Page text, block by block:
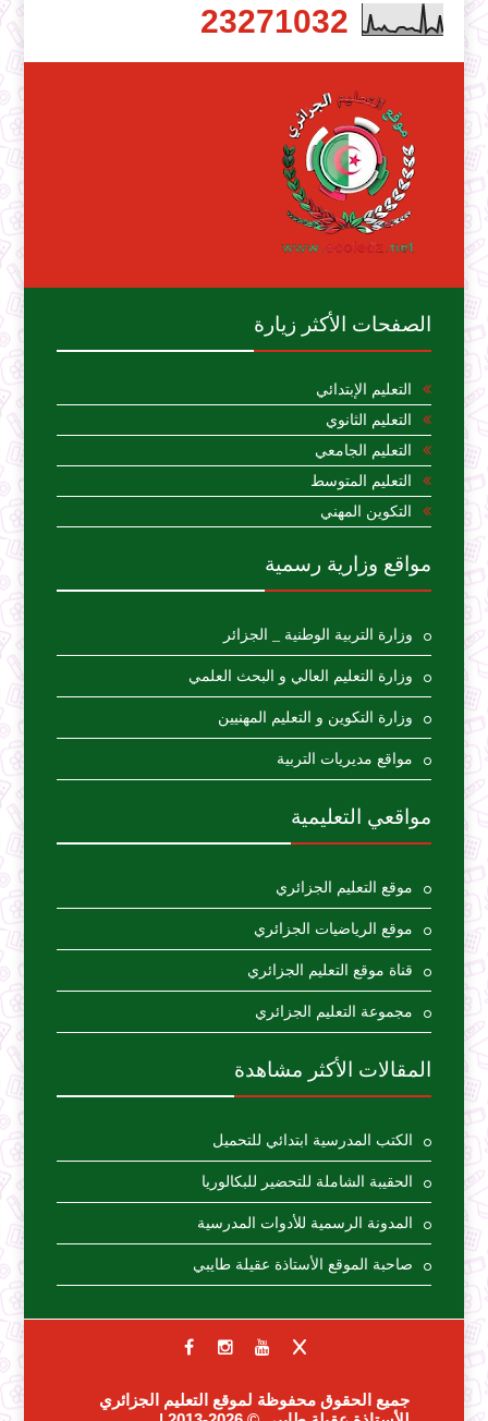
23271032
الصفحات الأكثر زيارة
التعليم الإبتدائي
التعليم الثانوي
التعليم الجامعي
التعليم المتوسط
التكوين المهني
مواقع وزارية رسمية
وزارة التربية الوطنية _ الجزائر
وزارة التعليم العالي و البحث العلمي
وزارة التكوين و التعليم المهنيين
مواقع مديريات التربية
مواقعي التعليمية
موقع التعليم الجزائري
موقع الرياضيات الجزائري
قناة موقع التعليم الجزائري
مجموعة التعليم الجزائري
المقالات الأكثر مشاهدة
الكتب المدرسية ابتدائي للتحميل
الحقيبة الشاملة للتحضير للبكالوريا
المدونة الرسمية للأدوات المدرسية
صاحبة الموقع الأستاذة عقيلة طايبي
جميع الحقوق محفوظة لموقع التعليم الجزائري